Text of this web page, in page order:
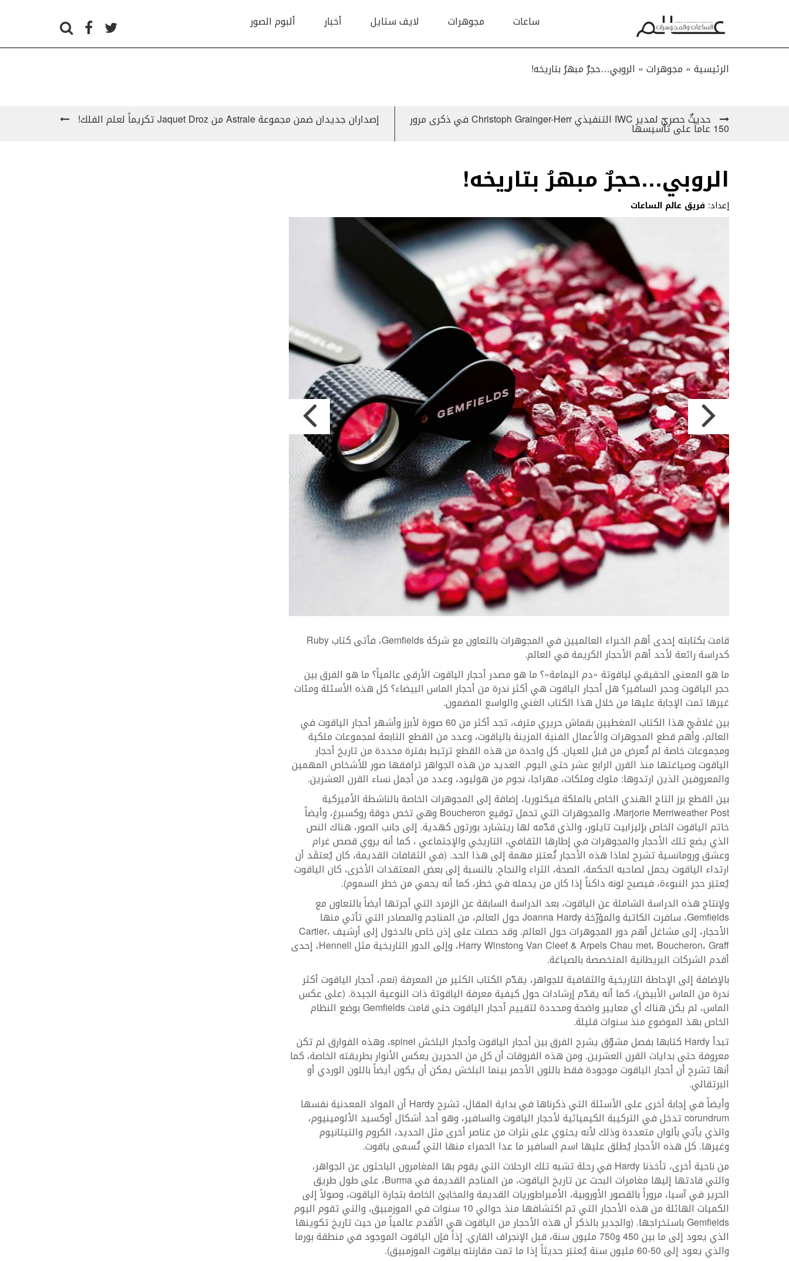
ساعات مجوهرات لايف ستايل أخبار ألبوم الصور
الرئيسية » مجوهرات» الروبي…حجرٌ مبهرُ بتاريخه!
حديثٌ حصريّ لمدير IWC التنفيذي Christoph Grainger-Herr في ذكرى مرور
150 عاماً على تأسيسها
إصداران جديدان ضمن مجموعة Astrale من Jaquet Droz تكريماً لعلم الفلك!
الروبي…حجرٌ مبهرُ بتاريخه!
إعداد: فريق عالم الساعات
قامت بكتابته إحدى أهم الخبراء العالميين في المجوهرات بالتعاون مع شركة Gemfields، فأتى كتاب Ruby
كدراسة رائعة لأحد أهم الأحجار الكريمة في العالم.
ما هو المعنى الحقيقي لياقوتة «دم اليمامة»؟ ما هو مصدر أحجار الياقوت الأرقى عالمياً؟ ما هو الفرق بين
حجر الياقوت وحجر السافير؟ هل أحجار الياقوت هي أكثر ندرة من أحجار الماس البيضاء؟ كل هذه الأسئلة ومئات
غيرها تمت الإجابة عليها من خلال هذا الكتاب الغني والواسع المضمون.
بين غلافَيّ هذا الكتاب المغطيين بقماش حريري مترف، تجد أكثر من 60 صورة لأبرز وأشهر أحجار الياقوت في
العالم، وأهم قطع المجوهرات والأعمال الفنية المزينة بالياقوت، وعدد من القطع التابعة لمجموعات ملكية
ومجموعات خاصة لم تُعرض من قبل للعيان. كل واحدة من هذه القطع ترتبط بفترة محددة من تاريخ أحجار
الياقوت وصياغتها منذ القرن الرابع عشر حتى اليوم. العديد من هذه الجواهر ترافقها صور للأشخاص المهمين
والمعروفين الذين ارتدوها: ملوك وملكات، مهراجا، نجوم من هوليود، وعدد من أجمل نساء القرن العشرين.
بين القطع برز التاج الهندي الخاص بالملكة فيكتوريا، إضافة إلى المجوهرات الخاصة بالناشطة الأميركية
Marjorie Merriweather Post، والمجوهرات التي تحمل توقيع Boucheron وهي تخص دوقة روكسبرغ، وأيضاً
خاتم الياقوت الخاص بإليزابيت تايلور، والذي قدّمه لها ريتشارد بورتون كهدية. إلى جانب الصور، هناك النص
الذي يضع تلك الأحجار والمجوهرات في إطارها الثقافي، التاريخي والإجتماعي ، كما أنه يروي قصص غرام
وعشق ورومانسية تشرح لماذا هذه الأحجار تُعتبَر مهمة إلى هذا الحد. (في الثقافات القديمة، كان يُعتقَد أن
ارتداء الياقوت يحمل لصاحبه الحكمة، الصحة، الثراء والنجاح. بالنسبة إلى بعض المعتقدات الأخرى، كان الياقوت
يُعتبَر حجر النبوءة، فيصبح لونه داكناً إذا كان من يحمله في خطر، كما أنه يحمي من خطر السموم).
ولإنتاج هذه الدراسة الشاملة عن الياقوت، بعد الدراسة السابقة عن الزمرد التي أجرتها أيضاً بالتعاون مع
Gemfields، سافرت الكاتبة والمؤرّخة Joanna Hardy حول العالم، من المناجم والمصادر التي تأتي منها
الأحجار، إلى مشاغل أهم دور المجوهرات حول العالم. وقد حصلت على إذن خاص بالدخول إلى أرشيف Cartier،
Van Cleef & Arpels Chau met، Boucheron، Graff وHarry Winston، وإلى الدور التاريخية مثل Hennell، إحدى
أقدم الشركات البريطانية المتخصصة بالصياغة.
بالإضافة إلى الإحاطة التاريخية والثقافية للجواهر، يقدّم الكتاب الكثير من المعرفة (نعم، أحجار الياقوت أكثر
ندرة من الماس الأبيض)، كما أنه يقدّم إرشادات حول كيفية معرفة الياقوتة ذات النوعية الجيدة. (على عكس
الماس، لم يكن هناك أي معايير واضحة ومحددة لتقييم أحجار الياقوت حتى قامت Gemfields بوضع النظام
الخاص بهذ الموضوع منذ سنوات قليلة.
تبدأ Hardy كتابها بفصل مشوّق يشرح الفرق بين أحجار الياقوت وأحجار البلخش spinel، وهذه الفوارق لم تكن
معروفة حتى بدايات القرن العشرين. ومن هذه الفروقات أن كل من الحجرين يعكس الأنوار بطريقته الخاصة، كما
أنها تشرح أن أحجار الياقوت موجودة فقط باللون الأحمر بينما البلخش يمكن أن يكون أيضاً باللون الوردي أو
البرتقالي.
وأيضاً في إجابة أخرى على الأسئلة التي ذكرناها في بداية المقال، تشرح Hardy أن المواد المعدنية نفسها
corundrum تدخل في التركيبة الكيميائية لأحجار الياقوت والسافير، وهو أحد أشكال أوكسيد الألومينيوم،
والذي يأتي بألوان متعددة وذلك لأنه يحتوي على نثرات من عناصر أخرى مثل الحديد، الكروم والتيتانيوم
وغيرها. كل هذه الأحجار يُطلق عليها اسم السافير ما عدا الحمراء منها التي تُسمى ياقوت.
من ناحية أخرى، تأخذنا Hardy في رحلة تشبه تلك الرحلات التي يقوم بها المغامرون الباحثون عن الجواهر،
والتي قادتها إليها مغامرات البحث عن تاريخ الياقوت، من المناجم القديمة في Burma، على طول طريق
الحرير في آسيا، مروراً بالقصور الأوروبية، الأمبراطوريات القديمة والمخابئ الخاصة بتجارة الياقوت، وصولاً إلى
الكميات الهائلة من هذه الأحجار التي تم اكتشافها منذ حوالي 10 سنوات في الموزمبيق، والتي تقوم اليوم
Gemfields باستخراجها. (والجدير بالذكر أن هذه الأحجار من الياقوت هي الأقدم عالمياً من حيث تاريخ تكوينها
الذي يعود إلى ما بين 450 و750 مليون سنة، قبل الإنجراف القاري. إذاً فإن الياقوت الموجود في منطقة بورما
والذي يعود إلى 50-60 مليون سنة يُعتبَر حديثاً إذا ما تمت مقارنته بياقوت الموزمبيق).